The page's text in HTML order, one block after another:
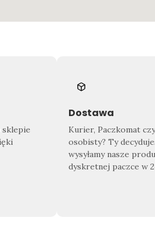
produkt
przygotowaliśmy!
sprosta
sklepie
Dostawa
Kurier, Paczkomat
osobisty? Ty
wysyłamy nasze
dyskretnej paczce w